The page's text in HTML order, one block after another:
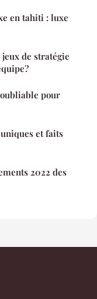
en tahiti : luxe
de stratégie
pour
et faits
2022 des